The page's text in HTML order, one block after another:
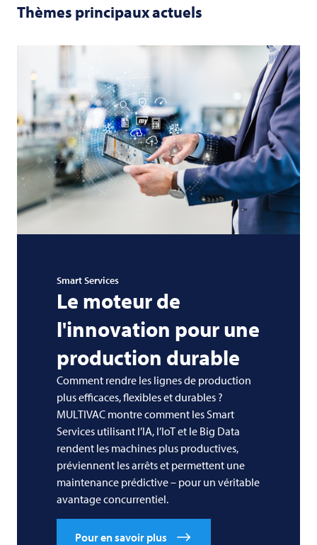
Thèmes principaux actuels
Smart Services
Le moteur de
l'innovation pour une
production durable
Comment rendre les lignes de production
plus efficaces, flexibles et durables ?
MULTIVAC montre comment les Smart
Services utilisant l’IA, l’IoT et le Big Data
rendent les machines plus productives,
préviennent les arrêts et permettent une
maintenance prédictive – pour un véritable
avantage concurrentiel.
Pour en savoir plus